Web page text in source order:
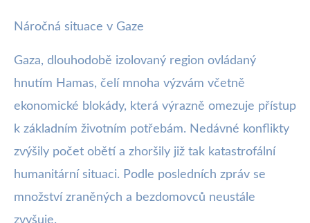
Náročná situace v Gaze
Gaza, dlouhodobě izolovaný region ovládaný
hnutím Hamas, čelí mnoha výzvám včetně
ekonomické blokády, která výrazně omezuje přístup
k základním životním potřebám. Nedávné konflikty
zvýšily počet obětí a zhoršily již tak katastrofální
humanitární situaci. Podle posledních zpráv se
množství zraněných a bezdomovců neustále
zvyšuje.